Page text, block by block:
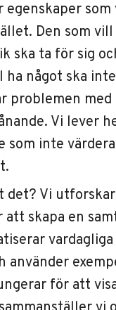
egenskaper som
Den som
ska ta för sig
ha något ska
problemen
Vi lever
som inte
det? Vi
att skapa en
använder
för att